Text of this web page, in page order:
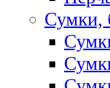
Сумки,